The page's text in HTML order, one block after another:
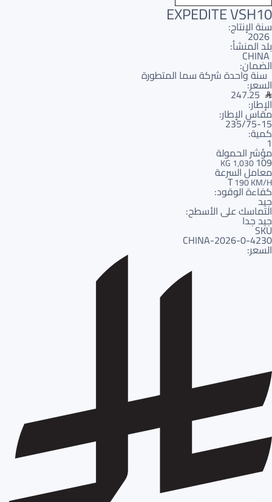
EXPEDITE VSH10
سنة الإنتاج:
2026
بلد المنشأ:
CHINA
الضمان:
سنة واحدة شركة سما المتطورة
السعر:
247.25
الإطار:
مقاس الإطار:
235/75-15
كمية:
1
مؤشر الحمولة
109
1,030 KG
معامل السرعة
T190 KM/H
كفاءة الوقود:
جيد
التماسك على الأسطح:
جيد جدا
SKU
4230-CHINA-2026-0
السعر: